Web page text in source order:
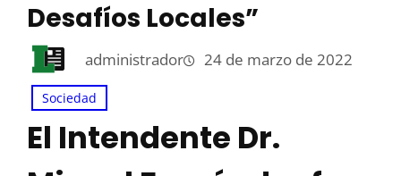
Desafíos Locales”
administrador 24 de marzo de 2022
Sociedad
El Intendente Dr.